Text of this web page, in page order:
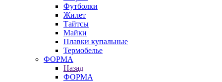
Футболки
Жилет
Тайтсы
Майки
Плавки купальные
Термобелье
ФОРМА
Назад
ФОРМА